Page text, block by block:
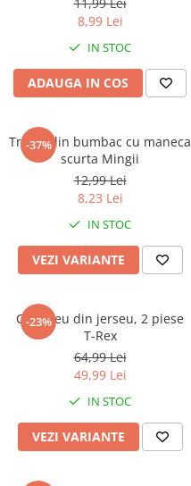
Wonder Woman
The Grinch
FLAMINGO
Incaltaminte fete
Ghete si cizme fete
Pantofi fete
Pantofi sport fete
Sandale fete
8,99 Lei
IN STOC
ADAUGA IN COS
-37%
Tricou din bumbac cu maneca
scurta Mingii
12,99 Lei
8,23 Lei
IN STOC
VEZI VARIANTE
-23%
Compleu din jerseu, 2 piese
T-Rex
64,99 Lei
49,99 Lei
IN STOC
VEZI VARIANTE